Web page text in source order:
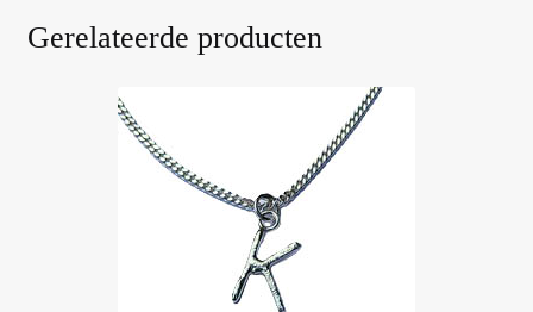
Gerelateerde producten